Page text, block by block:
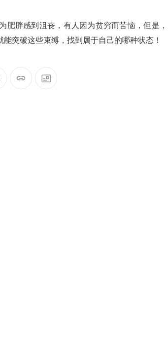
肥胖感到沮丧，有人因为贫穷而苦恼，但是，
突破这些束缚，找到属于自己的哪种状态！